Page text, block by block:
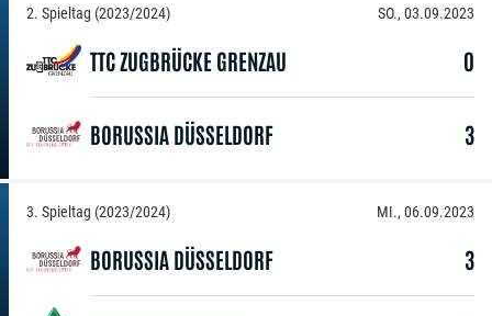
2. Spieltag (2023/2024) SO., 03.09.2023
TTC ZUGBRÜCKE GRENZAU 0
BORUSSIA DÜSSELDORF 3
3. Spieltag (2023/2024) MI., 06.09.2023
BORUSSIA DÜSSELDORF 3